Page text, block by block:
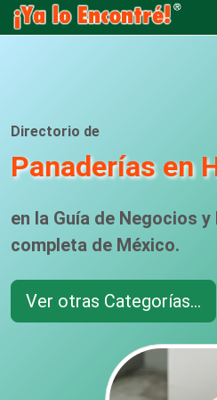
Directorio de
Panaderías en
en la Guía de Negocios
completa de México.
Ver otras Categorías...